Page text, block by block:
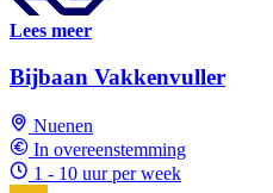
Lees meer
Bijbaan Vakkenvuller
Nuenen
In overeenstemming
1 - 10 uur per week